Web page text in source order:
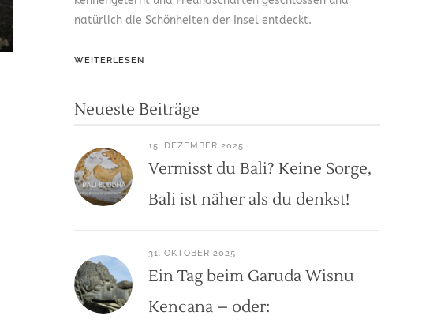
natürlich die Schönheiten der Insel entdeckt.
WEITERLESEN
Neueste Beiträge
15. DEZEMBER 2025
Vermisst du Bali? Keine Sorge,
Bali ist näher als du denkst!
31. OKTOBER 2025
Ein Tag beim Garuda Wisnu
Kencana – oder: